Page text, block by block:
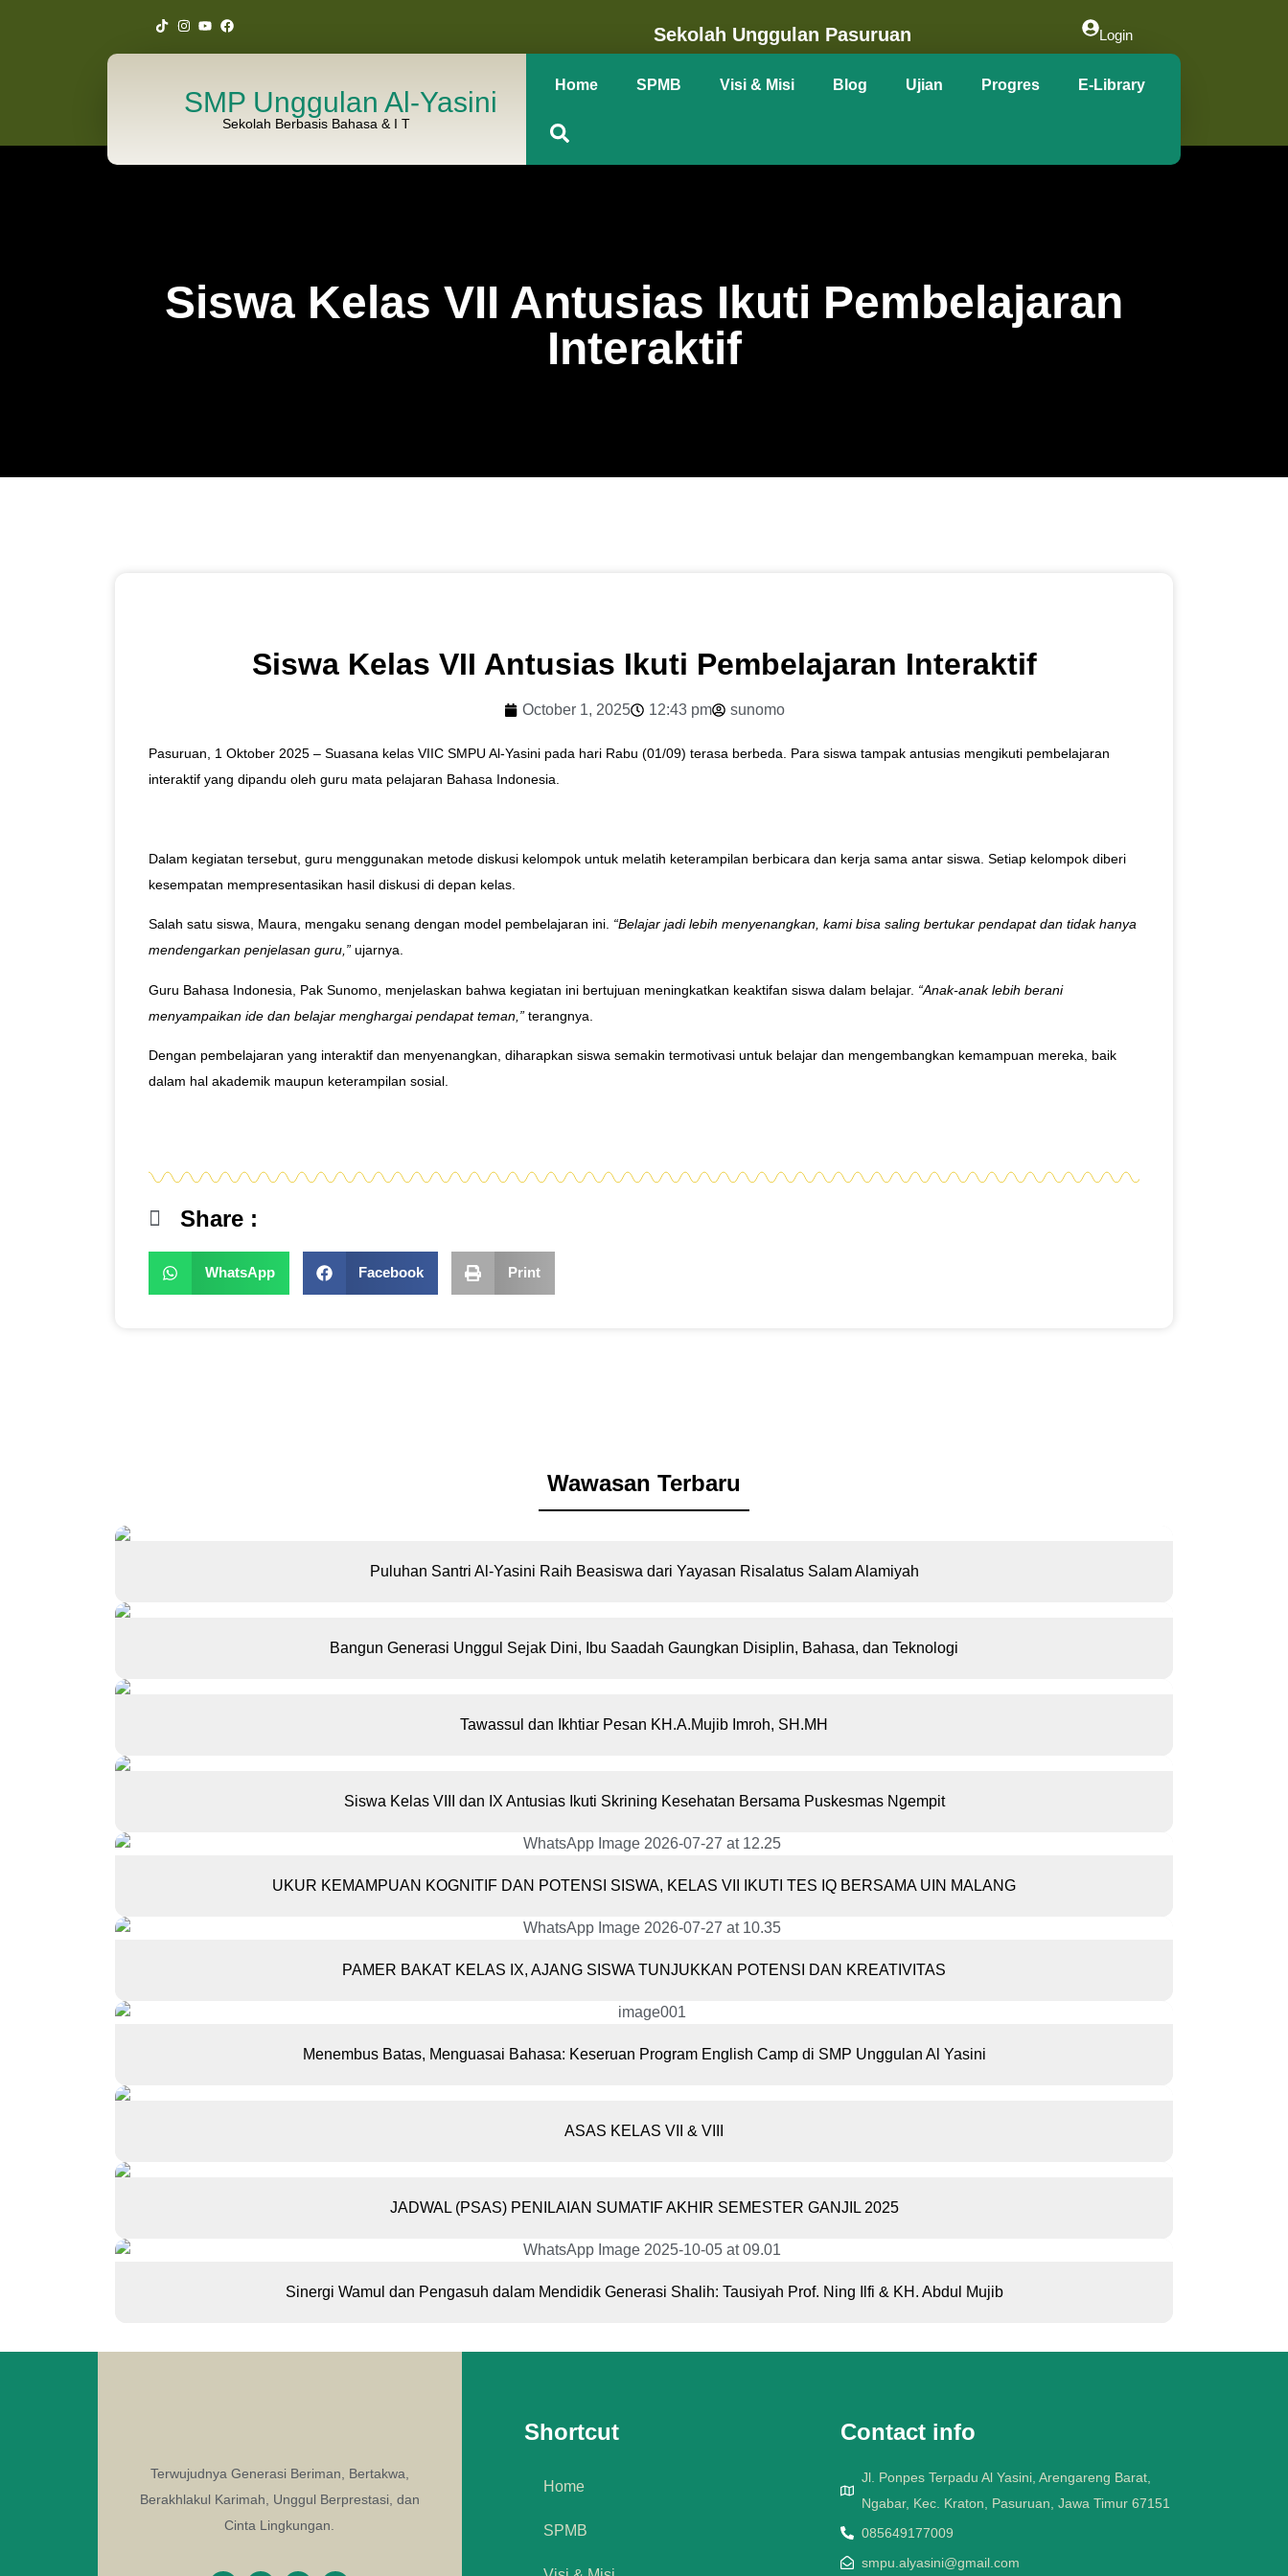
Sekolah Unggulan Pasuruan Login
SMP Unggulan Al-Yasini
Sekolah Berbasis Bahasa & I T
Home SPMB Visi & Misi Blog Ujian Progres E-Library
Siswa Kelas VII Antusias Ikuti Pembelajaran
Interaktif
Siswa Kelas VII Antusias Ikuti Pembelajaran Interaktif
October 1, 2025 12:43 pm sunomo
Pasuruan, 1 Oktober 2025 – Suasana kelas VIIC SMPU Al-Yasini pada hari Rabu (01/09) terasa berbeda. Para siswa tampak antusias mengikuti pembelajaran
interaktif yang dipandu oleh guru mata pelajaran Bahasa Indonesia.
Dalam kegiatan tersebut, guru menggunakan metode diskusi kelompok untuk melatih keterampilan berbicara dan kerja sama antar siswa. Setiap kelompok diberi
kesempatan mempresentasikan hasil diskusi di depan kelas.
Salah satu siswa, Maura, mengaku senang dengan model pembelajaran ini. “Belajar jadi lebih menyenangkan, kami bisa saling bertukar pendapat dan tidak hanya
mendengarkan penjelasan guru,” ujarnya.
Guru Bahasa Indonesia, Pak Sunomo, menjelaskan bahwa kegiatan ini bertujuan meningkatkan keaktifan siswa dalam belajar. “Anak-anak lebih berani
menyampaikan ide dan belajar menghargai pendapat teman,” terangnya.
Dengan pembelajaran yang interaktif dan menyenangkan, diharapkan siswa semakin termotivasi untuk belajar dan mengembangkan kemampuan mereka, baik
dalam hal akademik maupun keterampilan sosial.
Share :
WhatsApp Facebook Print
Wawasan Terbaru
Puluhan Santri Al-Yasini Raih Beasiswa dari Yayasan Risalatus Salam Alamiyah
Bangun Generasi Unggul Sejak Dini, Ibu Saadah Gaungkan Disiplin, Bahasa, dan Teknologi
Tawassul dan Ikhtiar Pesan KH.A.Mujib Imroh, SH.MH
Siswa Kelas VIII dan IX Antusias Ikuti Skrining Kesehatan Bersama Puskesmas Ngempit
UKUR KEMAMPUAN KOGNITIF DAN POTENSI SISWA, KELAS VII IKUTI TES IQ BERSAMA UIN MALANG
PAMER BAKAT KELAS IX, AJANG SISWA TUNJUKKAN POTENSI DAN KREATIVITAS
Menembus Batas, Menguasai Bahasa: Keseruan Program English Camp di SMP Unggulan Al Yasini
ASAS KELAS VII & VIII
JADWAL (PSAS) PENILAIAN SUMATIF AKHIR SEMESTER GANJIL 2025
Sinergi Wamul dan Pengasuh dalam Mendidik Generasi Shalih: Tausiyah Prof. Ning Ilfi & KH. Abdul Mujib
Terwujudnya Generasi Beriman, Bertakwa,
Berakhlakul Karimah, Unggul Berprestasi, dan
Cinta Lingkungan.
Shortcut
Home
SPMB
Contact info
Jl. Ponpes Terpadu Al Yasini, Arengareng Barat,
Ngabar, Kec. Kraton, Pasuruan, Jawa Timur 67151
085649177009
smpu.alyasini@gmail.com